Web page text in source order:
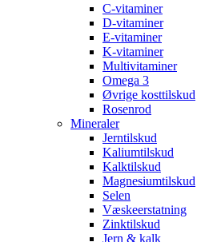
C-vitaminer
D-vitaminer
E-vitaminer
K-vitaminer
Multivitaminer
Omega 3
Øvrige kosttilskud
Rosenrod
Mineraler
Jerntilskud
Kaliumtilskud
Kalktilskud
Magnesiumtilskud
Selen
Væskeerstatning
Zinktilskud
Jern & kalk